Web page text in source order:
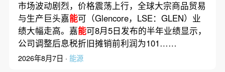
市场波动剧烈，价格震荡上行，全球大宗商品贸易
与生产巨头嘉能可（Glencore，LSE：GLEN）业
绩大幅走高。嘉能可8月5日发布的半年业绩显示，
公司调整后息税折旧摊销前利润为101……
2026年8月7日 · 能源